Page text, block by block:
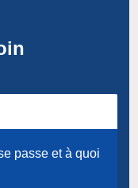
passe et à quoi